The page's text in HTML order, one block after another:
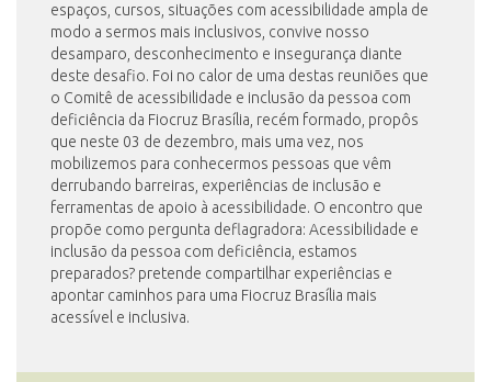
espaços, cursos, situações com acessibilidade ampla de
modo a sermos mais inclusivos, convive nosso
desamparo, desconhecimento e insegurança diante
deste desafio. Foi no calor de uma destas reuniões que
o Comitê de acessibilidade e inclusão da pessoa com
deficiência da Fiocruz Brasília, recém formado, propôs
que neste 03 de dezembro, mais uma vez, nos
mobilizemos para conhecermos pessoas que vêm
derrubando barreiras, experiências de inclusão e
ferramentas de apoio à acessibilidade. O encontro que
propõe como pergunta deflagradora: Acessibilidade e
inclusão da pessoa com deficiência, estamos
preparados? pretende compartilhar experiências e
apontar caminhos para uma Fiocruz Brasília mais
acessível e inclusiva.